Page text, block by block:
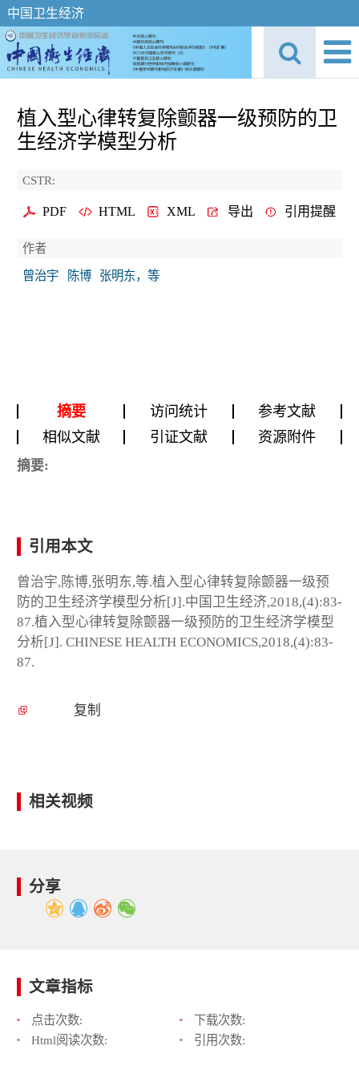
中国卫生经济
植入型心律转复除颤器一级预防的卫
生经济学模型分析
CSTR:
PDF HTML XML 导出 引用提醒
作者
曾治宇
陈博 张明东，等
摘要 访问统计
参考文献
相似文献
引证文献 资源附件
摘要:
引用本文
曾治宇,陈博,张明东,等.植入型心律转复除颤器一级预
防的卫生经济学模型分析[J].中国卫生经济,2018,(4):83-
87.植入型心律转复除颤器一级预防的卫生经济学模型
分析[J]. CHINESE HEALTH ECONOMICS,2018,(4):83-
87.
复制
相关视频
分享
文章指标
点击次数:
下载次数:
Html阅读次数:
引用次数: